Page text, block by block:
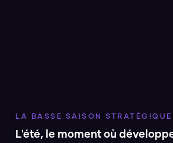
LA BASSE SAISON STRATÉGIQUE
L'été, le moment où